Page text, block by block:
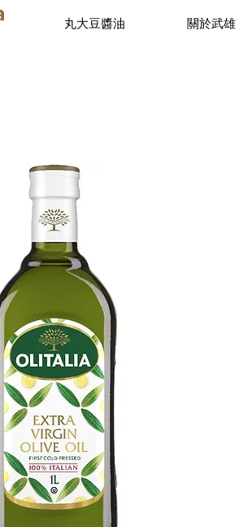
丸大豆醬油 關於武雄